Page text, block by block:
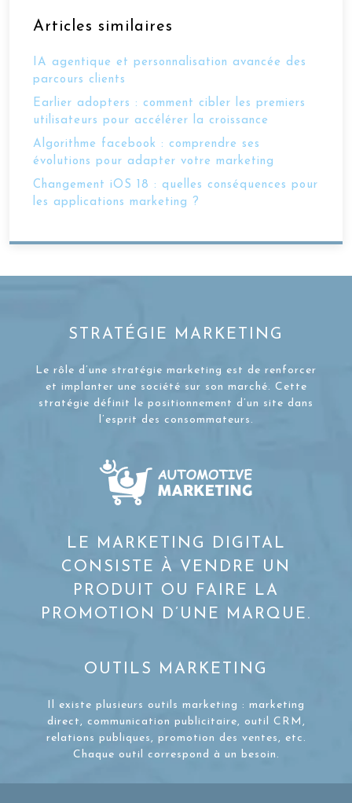
Articles similaires
IA agentique et personnalisation avancée des
parcours clients
Earlier adopters : comment cibler les premiers
utilisateurs pour accélérer la croissance
Algorithme facebook : comprendre ses
évolutions pour adapter votre marketing
Changement iOS 18 : quelles conséquences pour
les applications marketing ?
STRATÉGIE MARKETING
Le rôle d’une stratégie marketing est de renforcer
et implanter une société sur son marché. Cette
stratégie définit le positionnement d’un site dans
l’esprit des consommateurs.
LE MARKETING DIGITAL
CONSISTE À VENDRE UN
PRODUIT OU FAIRE LA
PROMOTION D’UNE MARQUE.
OUTILS MARKETING
Il existe plusieurs outils marketing : marketing
direct, communication publicitaire, outil CRM,
relations publiques, promotion des ventes, etc.
Chaque outil correspond à un besoin.